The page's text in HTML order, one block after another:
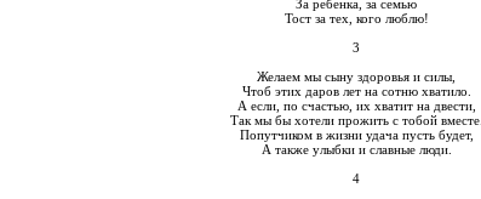
За ребенка, за семью
Тост за тех, кого люблю!
3
Желаем мы сыну здоровья и силы,
Чтоб этих даров лет на сотню хватило.
А если, по счастью, их хватит на двести,
Так мы бы хотели прожить с тобой вместе.
Попутчиком в жизни удача пусть будет,
А также улыбки и славные люди.
4